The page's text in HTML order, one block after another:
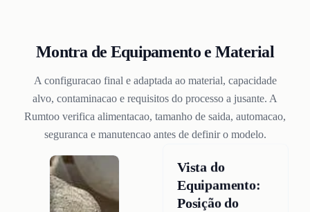
Montra de Equipamento e Material
A configuracao final e adaptada ao material, capacidade
alvo, contaminacao e requisitos do processo a jusante. A
Rumtoo verifica alimentacao, tamanho de saida, automacao,
seguranca e manutencao antes de definir o modelo.
Vista do
Equipamento:
Posição do